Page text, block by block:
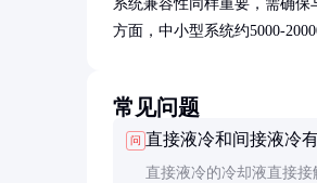
系统兼容性同样重要，需确
方面，中小型系统约5000-
常见问题
问 直接液冷和间接液冷
直接液冷的冷却液直接